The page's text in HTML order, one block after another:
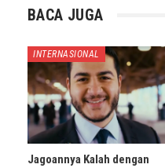
BACA JUGA
INTERNASIONAL
Jagoannya Kalah dengan